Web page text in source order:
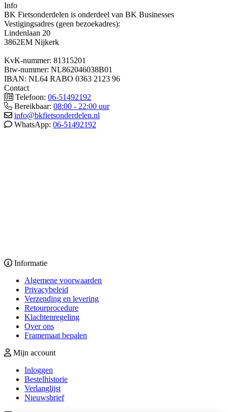
Info
BK Fietsonderdelen is onderdeel van BK Businesses
Vestigingsadres (geen bezoekadres):
Lindenlaan 20
3862EM Nijkerk
KvK-nummer: 81315201
Btw-nummer: NL862046038B01
IBAN: NL64 RABO 0363 2123 96
Contact
Telefoon: 06-51492192
Bereikbaar: 08:00 - 22:00 uur
info@bkfietsonderdelen.nl
WhatsApp: 06-51492192
Informatie
Algemene voorwaarden
Privacybeleid
Verzending en levering
Retourprocedure
Klachtenregeling
Over ons
Framemaat bepalen
Mijn account
Inloggen
Bestelhistorie
Verlanglijst
Nieuwsbrief